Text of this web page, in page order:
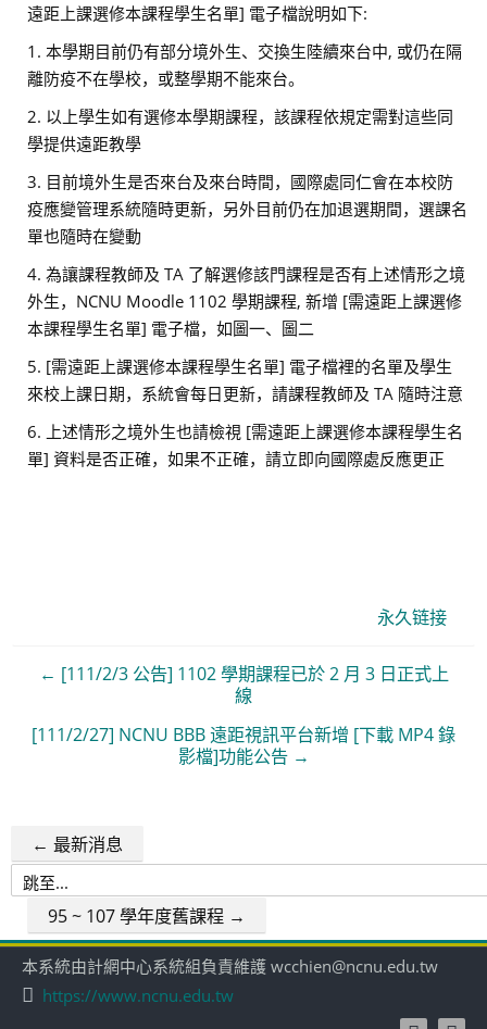
遠距上課選修本課程學生名單] 電子檔說明如下:
1. 本學期目前仍有部分境外生、交換生陸續來台中, 或仍在隔
離防疫不在學校，或整學期不能來台。
2. 以上學生如有選修本學期課程，該課程依規定需對這些同
學提供遠距教學
3. 目前境外生是否來台及來台時間，國際處同仁會在本校防
疫應變管理系統隨時更新，另外目前仍在加退選期間，選課名
單也隨時在變動
4. 為讓課程教師及 TA 了解選修該門課程是否有上述情形之境
外生，NCNU Moodle 1102 學期課程, 新增 [需遠距上課選修
本課程學生名單] 電子檔，如圖一、圖二
5. [需遠距上課選修本課程學生名單] 電子檔裡的名單及學生
來校上課日期，系統會每日更新，請課程教師及 TA 隨時注意
6. 上述情形之境外生也請檢視 [需遠距上課選修本課程學生名
單] 資料是否正確，如果不正確，請立即向國際處反應更正
永久链接
← [111/2/3 公告] 1102 學期課程已於 2 月 3 日正式上
線
[111/2/27] NCNU BBB 遠距視訊平台新增 [下載 MP4 錄
影檔]功能公告 →
← 最新消息
跳
95 ~ 107 學年度舊課程 →
本系統由計網中心系統組負責維護 wcchien@ncnu.edu.tw
https://www.ncnu.edu.tw